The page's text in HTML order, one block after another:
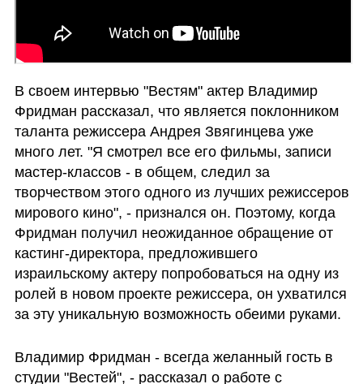
В своем интервью "Вестям" актер Владимир
Фридман рассказал, что является поклонником
таланта режиссера Андрея Звягинцева уже
много лет. "Я смотрел все его фильмы, записи
мастер-классов - в общем, следил за
творчеством этого одного из лучших режиссеров
мирового кино", - признался он. Поэтому, когда
Фридман получил неожиданное обращение от
кастинг-директора, предложившего
израильскому актеру попробоваться на одну из
ролей в новом проекте режиссера, он ухватился
за эту уникальную возможность обеими руками.
Владимир Фридман - всегда желанный гость в
студии "Вестей", - рассказал о работе с